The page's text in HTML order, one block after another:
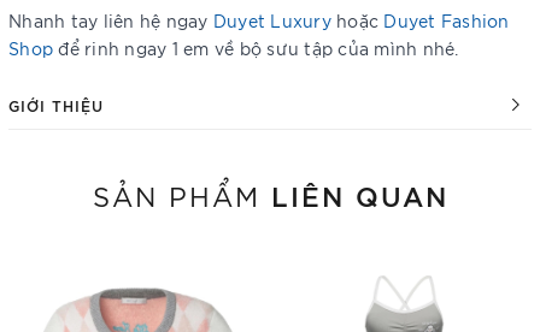
Nhanh tay liên hệ ngay Duyet Luxuryhoặc Duyet Fashion
Shop để rinh ngay 1 em về bộ sưu tập của mình nhé.
GIỚI THIỆU
SẢN PHẨM LIÊN QUAN